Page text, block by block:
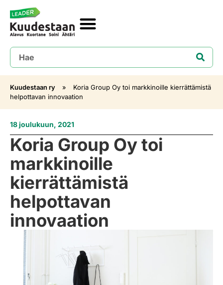
Kuudestaan ry »
Koria Group Oy toi markkinoille kierrättämistä
helpottavan innovaation
18 joulukuun, 2021
Koria Group Oy toi
markkinoille
kierrättämistä
helpottavan
innovaation